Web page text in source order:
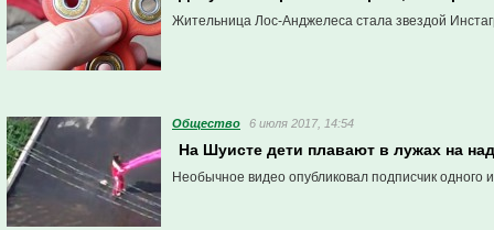
Жительница Лос-Анджелеса стала звездой
Общество 6 июля 2017, 14:54
На Шуисте дети плавают в лужах на
Необычное видео опубликовал подписчик